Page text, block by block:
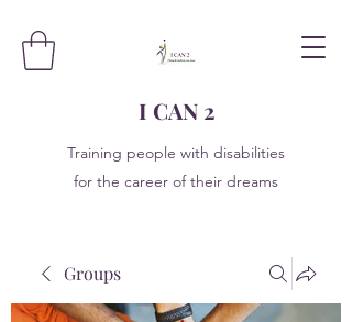
I CAN 2
Training people with disabilities
for the career of their dreams
Groups